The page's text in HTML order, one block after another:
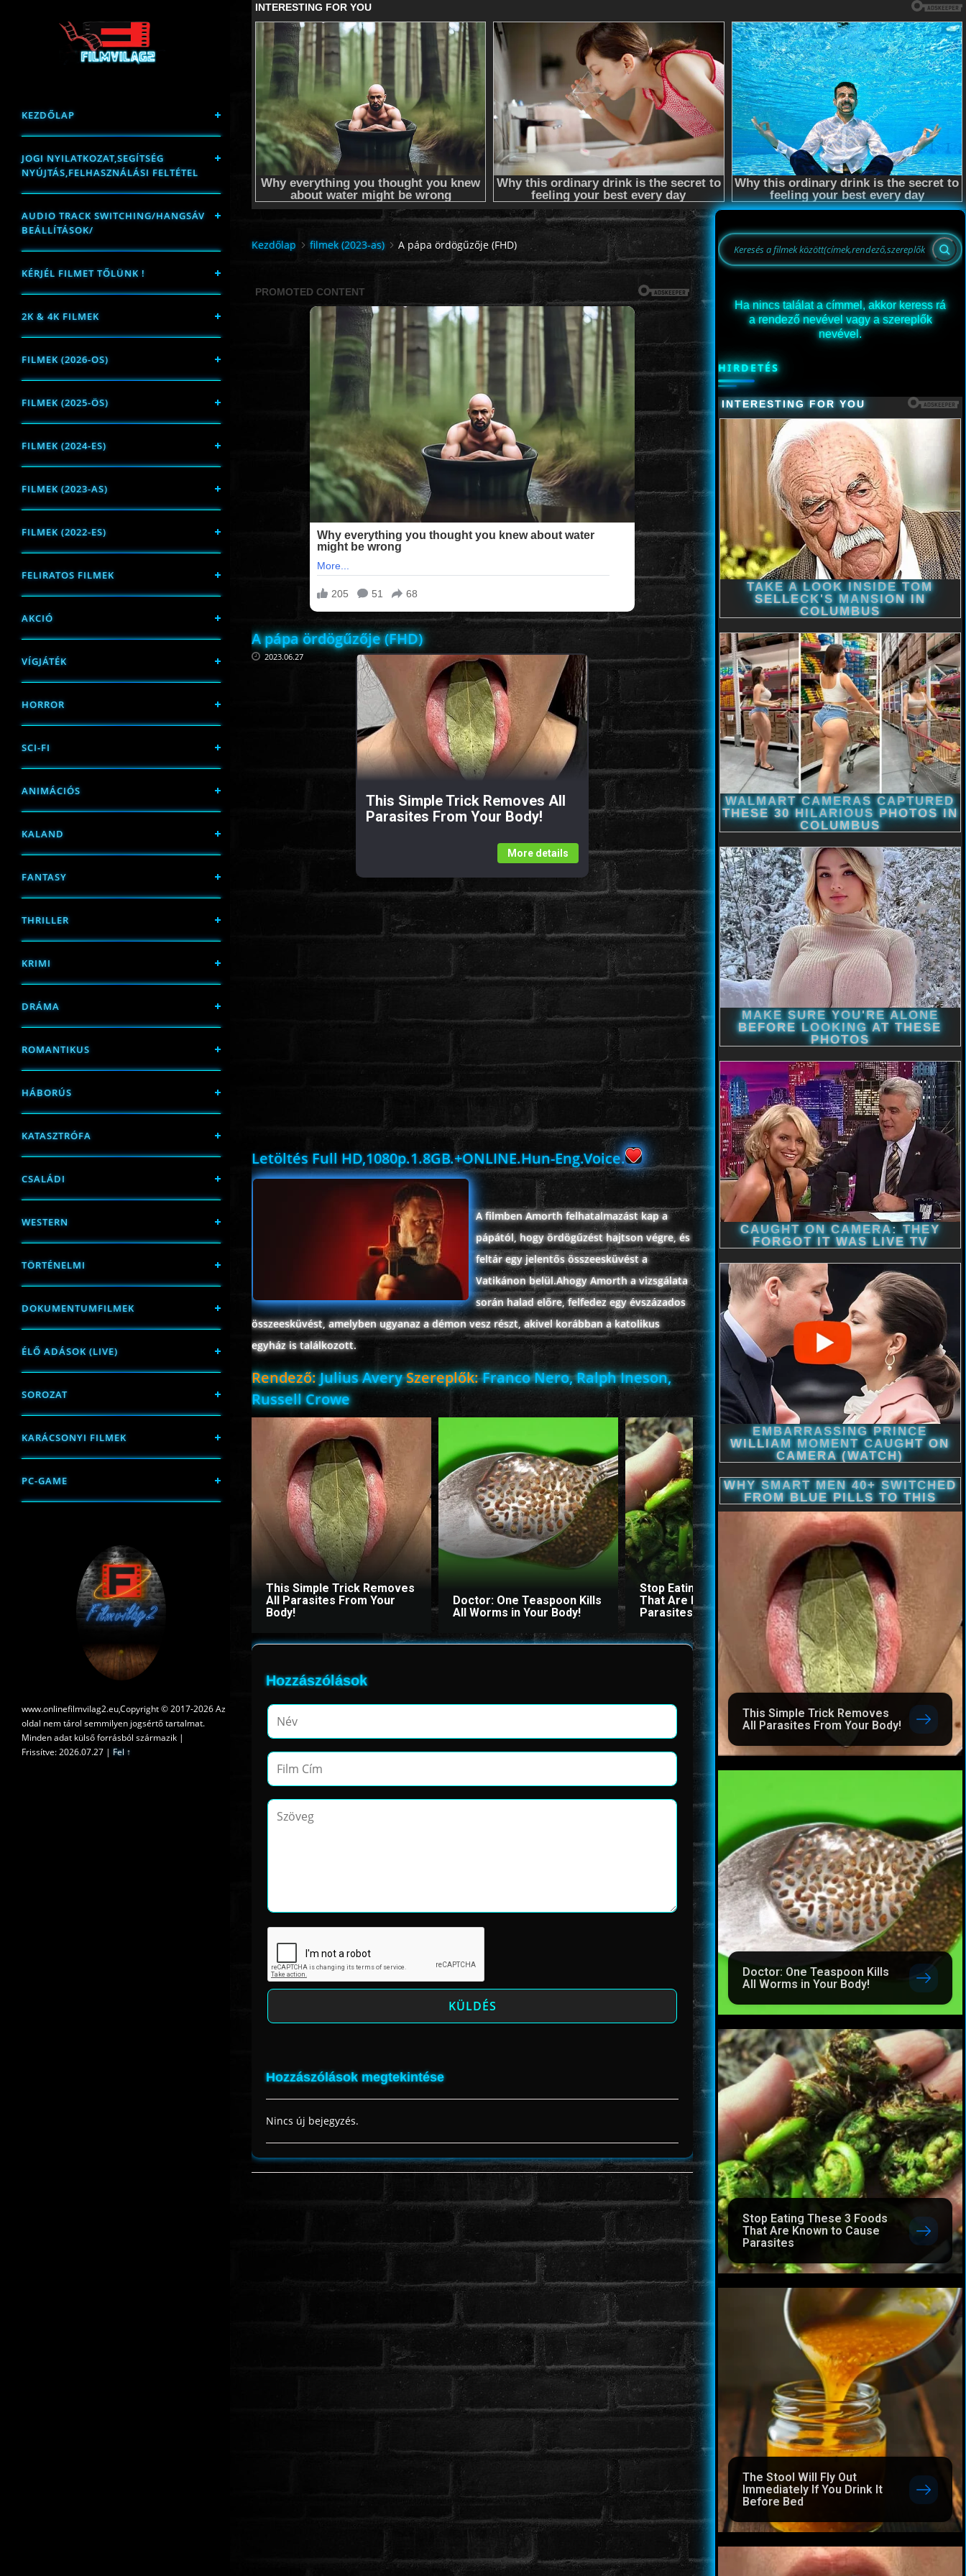
KEZDŐLAP
JOGI NYILATKOZAT,SEGÍTSÉG
NYÚJTÁS,FELHASZNÁLÁSI FELTÉTEL
AUDIO TRACK SWITCHING/HANGSÁV
BEÁLLÍTÁSOK/
KÉRJÉL FILMET TŐLÜNK !
2K & 4K FILMEK
FILMEK (2026-OS)
FILMEK (2025-ÖS)
FILMEK (2024-ES)
FILMEK (2023-AS)
FILMEK (2022-ES)
FELIRATOS FILMEK
AKCIÓ
VÍGJÁTÉK
HORROR
SCI-FI
ANIMÁCIÓS
KALAND
FANTASY
THRILLER
KRIMI
DRÁMA
ROMANTIKUS
HÁBORÚS
KATASZTRÓFA
CSALÁDI
WESTERN
TÖRTÉNELMI
DOKUMENTUMFILMEK
ÉLŐ ADÁSOK (LIVE)
SOROZAT
KARÁCSONYI FILMEK
PC-GAME
www.onlinefilmvilag2.eu,Copyright © 2017-2026 Az
oldal nem tárol semmilyen jogsértő tartalmat.
Minden adat külső forrásból származik |
Frissítve: 2026.07.27 | Fel ↑
Kezdőlap filmek (2023-as) A pápa ördögűzője (FHD)
A pápa ördögűzője (FHD)
2023.06.27
This Simple Trick Removes All
Parasites From Your Body!
More details
Letöltés Full HD,1080p.1.8GB.+ONLINE.Hun-Eng.Voice.
A filmben Amorth felhatalmazást kap a
pápától, hogy ördögűzést hajtson végre, és
feltár egy jelentős összeesküvést a
Vatikánon belül.Ahogy Amorth a vizsgálata
során halad előre, felfedez egy évszázados
összeesküvést, amelyben ugyanaz a démon vesz részt, akivel korábban a katolikus
egyház is találkozott.
Rendező:Julius AverySzereplők:Franco Nero, Ralph Ineson,
Russell Crowe
This Simple Trick Removes
All Parasites From Your
Body!
Doctor: One Teaspoon Kills
All Worms in Your Body!
Stop Eating These 3 Foods
That Are Known to Cause
Parasites
The Stool Will Fly Out
Immediately If You Drink
Before Bed
Hozzászólások
Hozzászólások megtekintése
Nincs új bejegyzés.
Ha nincs találat a címmel, akkor keress rá
a rendező nevével vagy a szereplők
nevével.
HIRDETÉS
This Simple Trick Removes
All Parasites From Your Body!
Doctor: One Teaspoon Kills
All Worms in Your Body!
Stop Eating These 3 Foods
That Are Known to Cause
Parasites
The Stool Will Fly Out
Immediately If You Drink It
Before Bed